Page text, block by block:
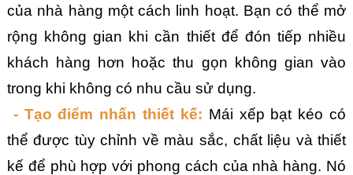
của nhà hàng một cách linh hoạt. Bạn có thể mở
rộng không gian khi cần thiết để đón tiếp nhiều
khách hàng hơn hoặc thu gọn không gian vào
trong khi không có nhu cầu sử dụng.
- Tạo điểm nhấn thiết kế: Mái xếp bạt kéo có
thể được tùy chỉnh về màu sắc, chất liệu và thiết
kế để phù hợp với phong cách của nhà hàng. Nó